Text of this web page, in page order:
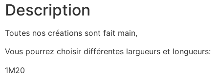
Description
Toutes nos créations sont fait main,
Vous pourrez choisir différentes largueurs et longueurs:
1M20